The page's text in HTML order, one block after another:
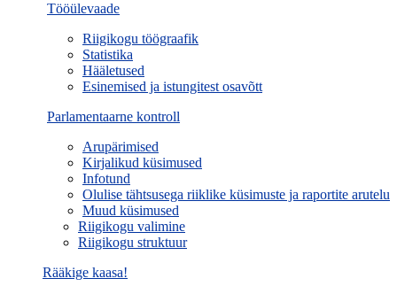
Tööülevaade
Riigikogu töögraafik
Statistika
Hääletused
Esinemised ja istungitest osavõtt
Parlamentaarne kontroll
Arupärimised
Kirjalikud küsimused
Infotund
Olulise tähtsusega riiklike küsimuste ja raportite arutelu
Muud küsimused
Riigikogu valimine
Riigikogu struktuur
Rääkige kaasa!